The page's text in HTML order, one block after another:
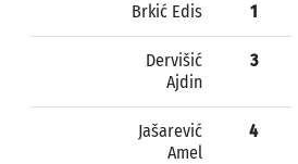
Brkić Edis 1
Dervišić
Ajdin
3
Jašarević
Amel
4